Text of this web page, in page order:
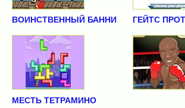
ВОИНСТВЕННЫЙ БАННИ ГЕЙТС
МЕСТЬ ТЕТРАМИНО